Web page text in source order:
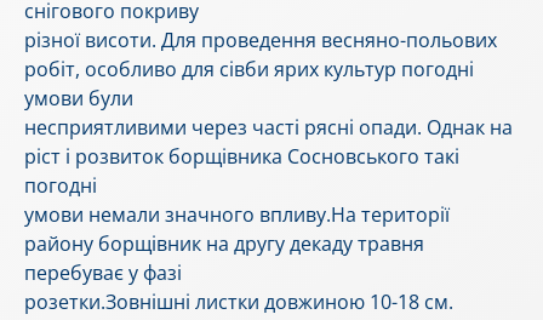
снігового покриву
різної висоти. Для проведення весняно-польових
робіт, особливо для сівби ярих культур погодні
умови були
несприятливими через часті рясні опади. Однак на
ріст і розвиток борщівника Сосновського такі
погодні
умови немали значного впливу.На території
району борщівник на другу декаду травня
перебуває у фазі
розетки.Зовнішні листки довжиною 10-18 см.